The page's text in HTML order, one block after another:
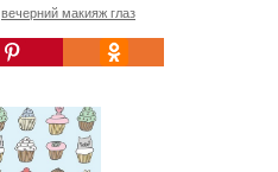
вечерний макияж глаз